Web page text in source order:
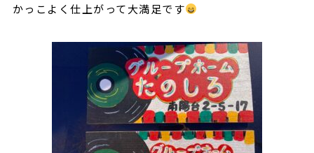
かっこよく仕上がって大満足です